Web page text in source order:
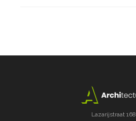
Lazarijstraat 168